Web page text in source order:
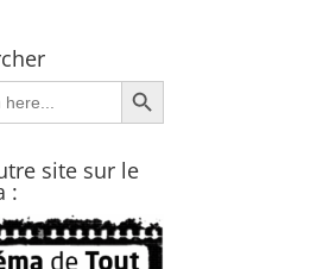
Search Button
site sur le
: